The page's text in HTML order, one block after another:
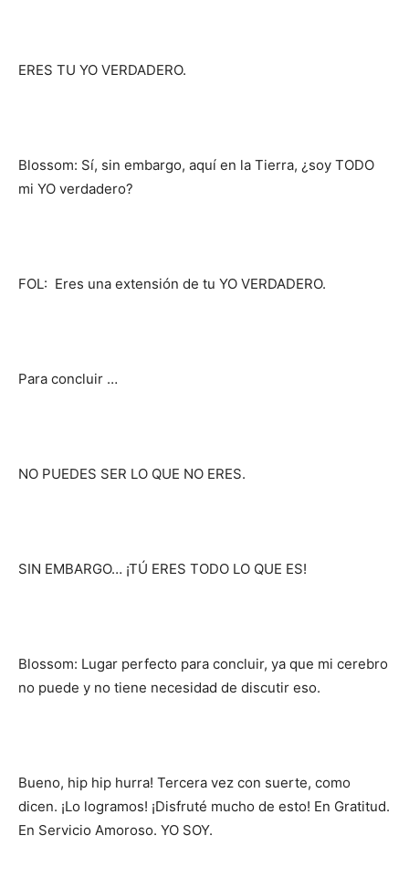
ERES TU YO VERDADERO.
Blossom: Sí, sin embargo, aquí en la Tierra, ¿soy TODO
mi YO verdadero?
FOL: Eres una extensión de tu YO VERDADERO.
Para concluir …
NO PUEDES SER LO QUE NO ERES.
SIN EMBARGO… ¡TÚ ERES TODO LO QUE ES!
Blossom: Lugar perfecto para concluir, ya que mi cerebro
no puede y no tiene necesidad de discutir eso.
Bueno, hip hip hurra! Tercera vez con suerte, como
dicen. ¡Lo logramos! ¡Disfruté mucho de esto! En Gratitud.
En Servicio Amoroso. YO SOY.